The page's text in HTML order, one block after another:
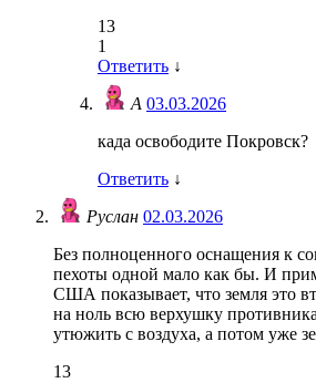
13
1
Ответить ↓
А 03.03.2026
када освободите Покровск?
Ответить ↓
Руслан 02.03.2026
Без полноценного оснащения к
пехоты одной мало как бы. И
США показывает, что земля это
на ноль всю верхушку
утюжить с воздуха, а потом уже
13